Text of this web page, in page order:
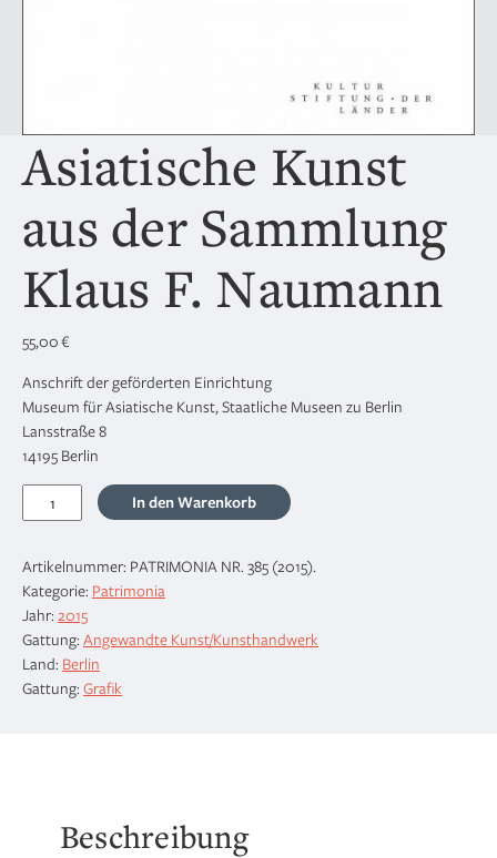
Asiatische Kunst
aus der Sammlung
Klaus F. Naumann
55,00€
Anschrift der geförderten Einrichtung
Museum für Asiatische Kunst, Staatliche Museen zu Berlin
Lansstraße 8
14195 Berlin
Kunst
der
Sammlung
Klaus
F.
Naumann
Menge
In den Warenkorb
Artikelnummer: PATRIMONIA NR. 385 (2015).
Kategorie: Patrimonia
Jahr: 2015
Gattung: Angewandte Kunst/Kunsthandwerk
Land: Berlin
Gattung: Grafik
Beschreibung